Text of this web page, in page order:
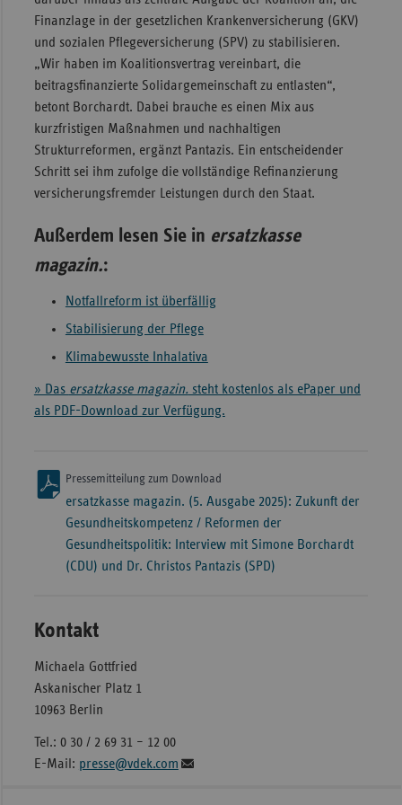
Finanzlage in der gesetzlichen Krankenversicherung (GKV)
und sozialen Pflegeversicherung (SPV) zu stabilisieren.
„Wir haben im Koalitionsvertrag vereinbart, die
beitragsfinanzierte Solidargemeinschaft zu entlasten“,
betont Borchardt. Dabei brauche es einen Mix aus
kurzfristigen Maßnahmen und nachhaltigen
Strukturreformen, ergänzt Pantazis. Ein entscheidender
Schritt sei ihm zufolge die vollständige Refinanzierung
versicherungsfremder Leistungen durch den Staat.
Außerdem lesen Sie in ersatzkasse
magazin.:
Notfallreform ist überfällig
Stabilisierung der Pflege
Klimabewusste Inhalativa
» Das ersatzkasse magazin.steht kostenlos als ePaper und
als PDF-Download zur Verfügung.
Pressemitteilung zum Download
ersatzkasse magazin. (5. Ausgabe 2025): Zukunft der
Gesundheitskompetenz / Reformen der
Gesundheitspolitik: Interview mit Simone Borchardt
(CDU) und Dr. Christos Pantazis (SPD)
Kontakt
Michaela Gottfried
Askanischer Platz 1
10963 Berlin
Tel.: 0 30 / 2 69 31 – 12 00
E-Mail: presse@vdek.com